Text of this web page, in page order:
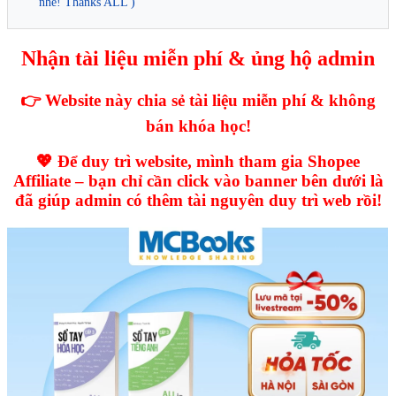
Nhận tài liệu miễn phí & ủng hộ admin
👉 Website này chia sẻ tài liệu miễn phí & không
bán khóa học!
💖 Để duy trì website, mình tham gia Shopee
Affiliate – bạn chỉ cần click vào banner bên dưới là
đã giúp admin có thêm tài nguyên duy trì web rồi!